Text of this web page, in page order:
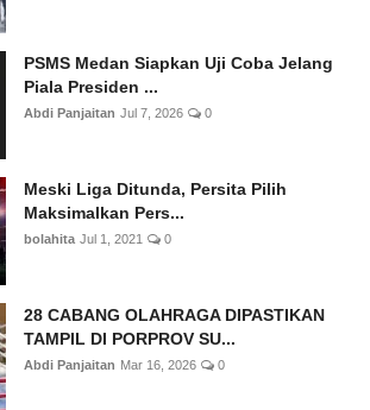
PSMS Medan Siapkan Uji Coba Jelang
Piala Presiden ...
Abdi Panjaitan Jul 7, 2026 0
Meski Liga Ditunda, Persita Pilih
Maksimalkan Pers...
bolahita Jul 1, 2021 0
28 CABANG OLAHRAGA DIPASTIKAN
TAMPIL DI PORPROV SU...
Abdi Panjaitan Mar 16, 2026 0